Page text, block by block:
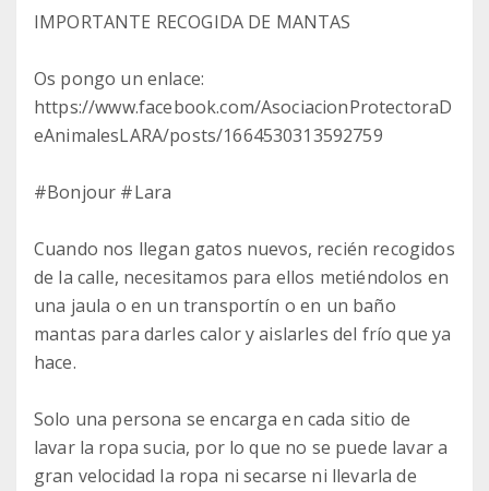
IMPORTANTE RECOGIDA DE MANTAS
Os pongo un enlace:
https://www.facebook.com/AsociacionProtectoraD
eAnimalesLARA/posts/1664530313592759
#Bonjour #Lara
Cuando nos llegan gatos nuevos, recién recogidos
de la calle, necesitamos para ellos metiéndolos en
una jaula o en un transportín o en un baño
mantas para darles calor y aislarles del frío que ya
hace.
Solo una persona se encarga en cada sitio de
lavar la ropa sucia, por lo que no se puede lavar a
gran velocidad la ropa ni secarse ni llevarla de